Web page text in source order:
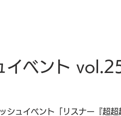
イベント
ュイベント「リスナー『超